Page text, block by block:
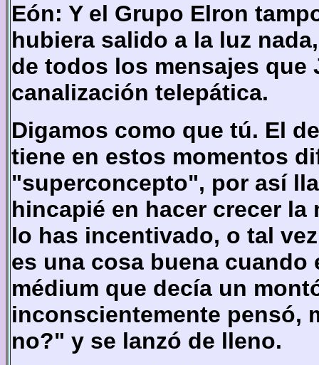
Eón: Y el Grupo Elron
hubiera salido a la luz
de todos los mensajes que
canalización telepática.
Digamos como que tú. El
tiene en estos momentos
"superconcepto", por así
hincapié en hacer crecer
lo has incentivado, o tal
es una cosa buena cuando
médium que decía un
inconscientemente pensó,
no?" y se lanzó de lleno.